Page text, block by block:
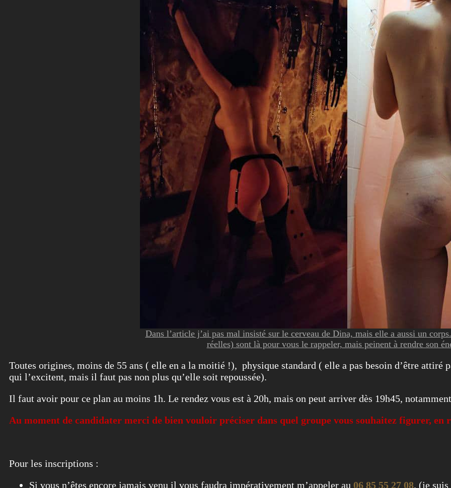
Dans l’article j’ai pas mal insisté sur le cerveau de Dina, mais elle a aussi un
réelles) sont là pour vous le rappeler, mais peinent à rendre son
Toutes origines, moins de 55 ans ( elle en a la moitié !), physique standard ( elle a pas besoin d’être attiré
qui l’excitent, mais il faut pas non plus qu’elle soit repoussée).
Il faut avoir pour ce plan au moins 1h. Le rendez vous est à 20h, mais on peut arriver dès 19h45,
Au moment de candidater merci de bien vouloir préciser dans quel groupe vous souhaitez figurer, en
Pour les inscriptions :
Si vous n’êtes encore jamais venu il vous faudra impérativement m’appeler au 06 85 55 27 08. (je